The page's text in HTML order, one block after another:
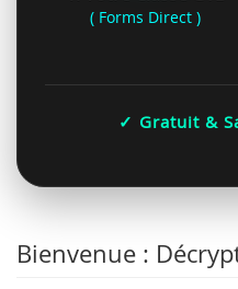
( Forms Direct )
✓ Gratuit &
Bienvenue :